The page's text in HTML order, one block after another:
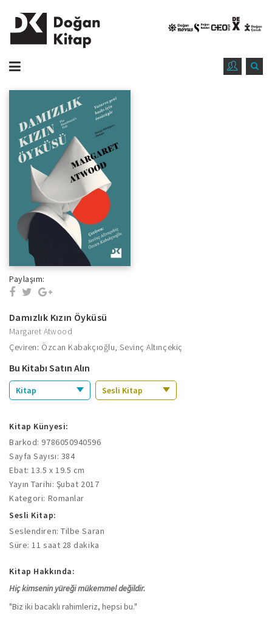
Paylaşım:
Damızlık Kızın Öyküsü
Margaret Atwood
Çeviren: Özcan Kabakçıoğlu, Sevinç Altınçekiç
Bu Kitabı Satın Alın
Kitap Sesli Kitap
Kitap Künyesi:
Barkod: 9786050940596
Sayfa Sayısı: 384
Ebat: 13.5 x 19.5 cm
Yayın Tarihi: Şubat 2017
Kategori: Romanlar
Sesli Kitap:
Seslendiren: Tilbe Saran
Süre: 11 saat 28 dakika
Kitap Hakkında:
Hiç kimsenin yüreği mükemmel değildir.
"Biz iki bacaklı rahimleriz, hepsi bu."